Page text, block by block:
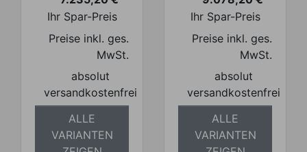
Preis
Ihr Spar-Preis
Preise inkl. ges.
MwSt.
absolut
versandkostenfrei
ALLE
VARIANTEN
Preis
Ihr Spar-Preis
Preise inkl. ges.
MwSt.
absolut
versandkostenfrei
ALLE
VARIANTEN